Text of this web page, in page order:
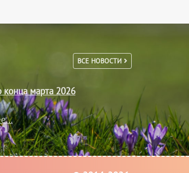
ВСЕ НОВОСТИ
конца марта 2026